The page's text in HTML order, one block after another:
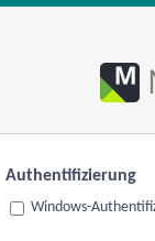
Authentifizierung
Windows-